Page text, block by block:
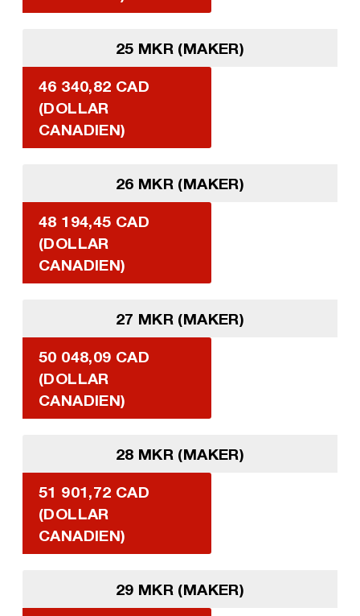
25 MKR (MAKER)
46 340,82 CAD
(DOLLAR
CANADIEN)
26 MKR (MAKER)
48 194,45 CAD
(DOLLAR
CANADIEN)
27 MKR (MAKER)
50 048,09 CAD
(DOLLAR
CANADIEN)
28 MKR (MAKER)
51 901,72 CAD
(DOLLAR
CANADIEN)
29 MKR (MAKER)